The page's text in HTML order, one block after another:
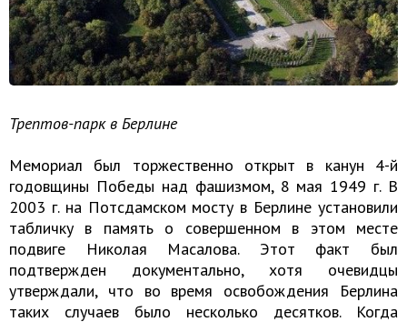
Трептов-парк в Берлине
Мемориал был торжественно открыт в канун 4-й
годовщины Победы над фашизмом, 8 мая 1949 г. В
2003 г. на Потсдамском мосту в Берлине установили
табличку в память о совершенном в этом месте
подвиге Николая Масалова. Этот факт был
подтвержден документально, хотя очевидцы
утверждали, что во время освобождения Берлина
таких случаев было несколько десятков. Когда